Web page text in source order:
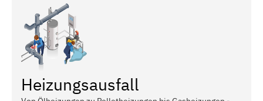
Heizungsausfall